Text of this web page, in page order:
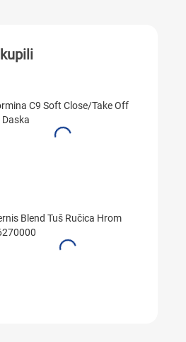
C9 Soft Close/Take Off
Daska
Blend Tuš Ručica Hrom